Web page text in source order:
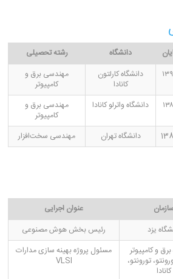
دانشگاه
رشته تحصیلی
دانشگاه کارلتون
کانادا
مهندسی برق و
کامپیوتر
دانشگاه واترلو کانادا
مهندسی برق و
کامپیوتر
دانشگاه تهران مهندسی سخت‌افزار
عنوان اجرایی
یزد
رئیس بخش هوش مصنوعی
و کامپیوتر
تورونتو،
کانادا
مسئول پروژه بهینه سازی مدارات
VLSI